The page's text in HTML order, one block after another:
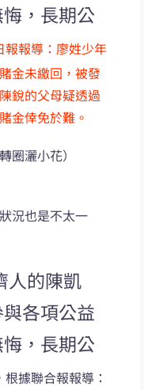
，長期公
報報導：廖姓少年
金未繳回，被發
銳的父母疑透過
金倖免於難。
圈灑小花）
況也是不太一
人的陳凱
各項公益
，長期公
根據聯合報報導：